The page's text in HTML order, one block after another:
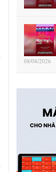
08/08/2026